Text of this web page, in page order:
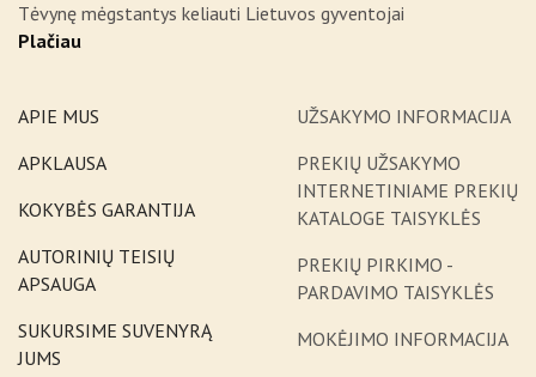
Tėvynę mėgstantys keliauti Lietuvos gyventojai
Plačiau
APIE MUS
APKLAUSA
KOKYBĖS GARANTIJA
AUTORINIŲ TEISIŲ
APSAUGA
SUKURSIME SUVENYRĄ
JUMS
UŽSAKYMO INFORMACIJA
PREKIŲ UŽSAKYMO
INTERNETINIAME PREKIŲ
KATALOGE TAISYKLĖS
PREKIŲ PIRKIMO -
PARDAVIMO TAISYKLĖS
MOKĖJIMO INFORMACIJA